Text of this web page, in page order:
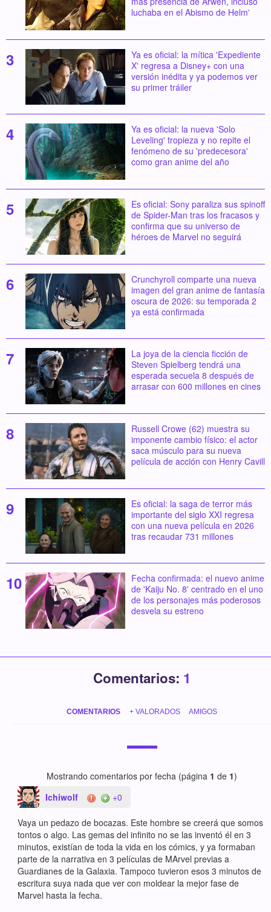
luchaba en el Abismo de Helm'
Ya es oficial: la mítica 'Expediente
X' regresa a Disney+ con una
versión inédita y ya podemos ver
su primer tráiler
Ya es oficial: la nueva 'Solo
Leveling' tropieza y no repite el
fenómeno de su 'predecesora'
como gran anime del año
Es oficial: Sony paraliza sus spinoff
de Spider-Man tras los fracasos y
confirma que su universo de
héroes de Marvel no seguirá
Crunchyroll comparte una nueva
imagen del gran anime de fantasía
oscura de 2026: su temporada 2
ya está confirmada
La joya de la ciencia ficción de
Steven Spielberg tendrá una
esperada secuela 8 después de
arrasar con 600 millones en cines
Russell Crowe (62) muestra su
imponente cambio físico: el actor
saca músculo para su nueva
película de acción con Henry Cavill
Es oficial: la saga de terror más
importante del siglo XXI regresa
con una nueva película en 2026
tras recaudar 731 millones
Fecha confirmada: el nuevo anime
de 'Kaiju No. 8' centrado en el uno
de los personajes más poderosos
desvela su estreno
Comentarios: 1
COMENTARIOS + VALORADOS AMIGOS
Mostrando comentarios por fecha (página 1 de 1)
Ichiwolf
+0
Vaya un pedazo de bocazas. Este hombre se creerá que somos
tontos o algo. Las gemas del infinito no se las inventó él en 3
minutos, existían de toda la vida en los cómics, y ya formaban
parte de la narrativa en 3 películas de MArvel previas a
Guardianes de la Galaxia. Tampoco tuvieron esos 3 minutos de
escritura suya nada que ver con moldear la mejor fase de
Marvel hasta la fecha.